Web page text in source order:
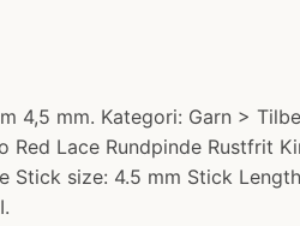
4,5 mm. Kategori: Garn >
Lace Rundpinde Rustfrit
Stick size: 4.5 mm Stick